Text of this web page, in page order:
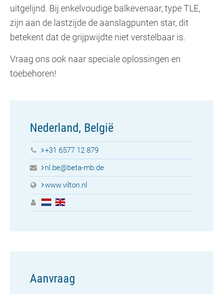
uitgelijnd. Bij enkelvoudige balkevenaar, type TLE,
zijn aan de lastzijde de aanslagpunten star, dit
betekent dat de grijpwijdte niet verstelbaar is.
Vraag ons ook naar speciale oplossingen en
toebehoren!
Nederland, België
+31 6577 12 879
nl.be@beta-mb.de
www.vilton.nl
Aanvraag